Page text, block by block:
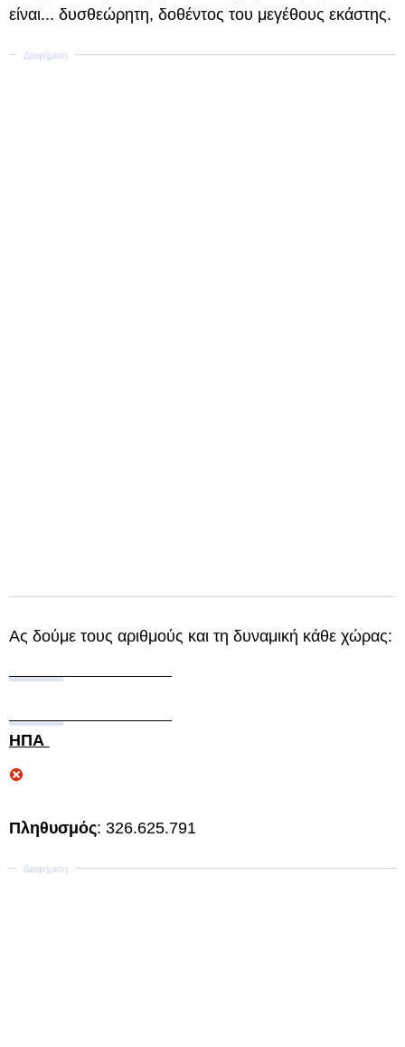
είναι... δυσθεώρητη, δοθέντος του μεγέθους εκάστης.
Ας δούμε τους αριθμούς και τη δυναμική κάθε χώρας:
ΗΠΑ
Πληθυσμός: 326.625.791